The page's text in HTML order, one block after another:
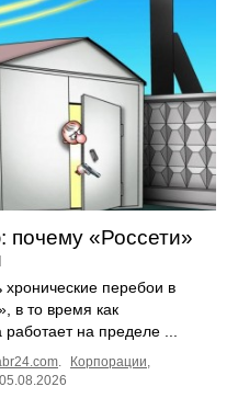
почему «Россети»
хронические перебои в
в то время как
на пределе ...
Корпорации
05.08.2026